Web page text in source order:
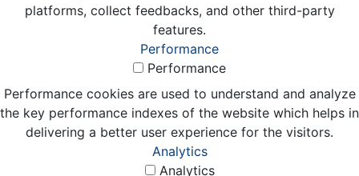
platforms, collect feedbacks, and other third-party
features.
Performance
Performance
Performance cookies are used to understand and analyze
the key performance indexes of the website which helps in
delivering a better user experience for the visitors.
Analytics
Analytics